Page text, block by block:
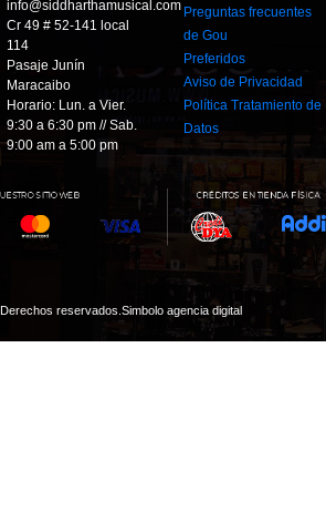
info@siddharthamusical.com
Cr 49 # 52-141 local
114
Pasaje Junín
Maracaibo
Horario: Lun. a Vier.
9:30 a 6:30 pm // Sab.
9:00 am a 5:00 pm
Preguntas frecuentes
de Gou
Preferidos
Aviso de Privacidad
Política Tratamiento de
Datos
reservados. Simbolo agencia digital